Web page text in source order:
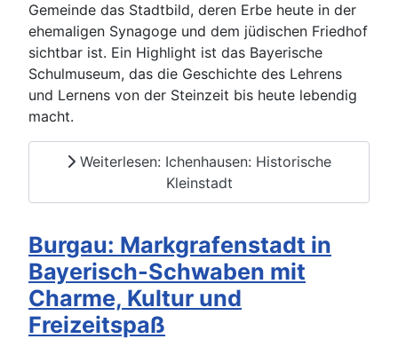
Gemeinde das Stadtbild, deren Erbe heute in der
ehemaligen Synagoge und dem jüdischen Friedhof
sichtbar ist. Ein Highlight ist das Bayerische
Schulmuseum, das die Geschichte des Lehrens
und Lernens von der Steinzeit bis heute lebendig
macht.
Weiterlesen: Ichenhausen: Historische
Kleinstadt
Burgau: Markgrafenstadt in
Bayerisch-Schwaben mit
Charme, Kultur und
Freizeitspaß